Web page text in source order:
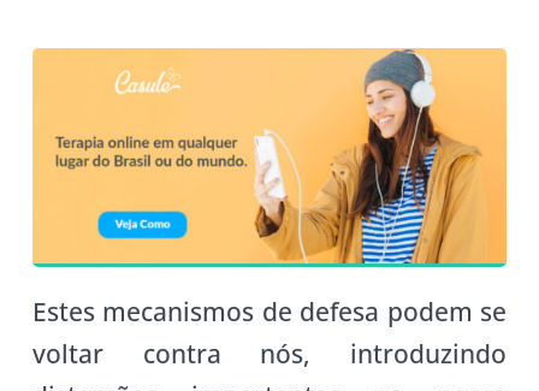
Estes mecanismos de defesa podem se
voltar contra nós, introduzindo